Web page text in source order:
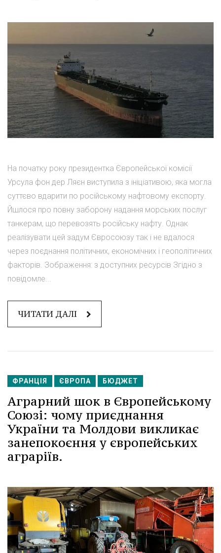
На початку року президентка Європейської комісії
Урсула фон дер Ляєн виступила з ініціативою, яка могла
суттєво вдарити по російському нафтовому експорту.
Йшлося про повну заборону надання морських послуг
танкерам, що перевозять російську нафту. Однак
реалізувати цей задум Євросоюзу так і не вдалося
через поєднання політичних, економічних і геополітичних
факторів. Зображення: з доступних ресурсів Згідно з
повідомле...
ЧИТАТИ ДАЛІ
ФРАНЦІЯ ЄВРОПА БЮДЖЕТ
Аграрний шок в Європейському
Союзі: чому приєднання
України та Молдови викликає
занепокоєння у європейських
аграріїв.